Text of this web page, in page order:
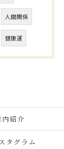
人間関係
健康運
内紹介
タグラム